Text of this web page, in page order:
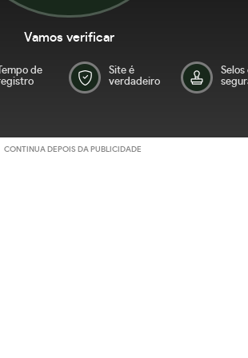
Vamos verificar
Tempo de
Site é
verdadeiro
Selos
CONTINUA DEPOIS DA PUBLICIDADE